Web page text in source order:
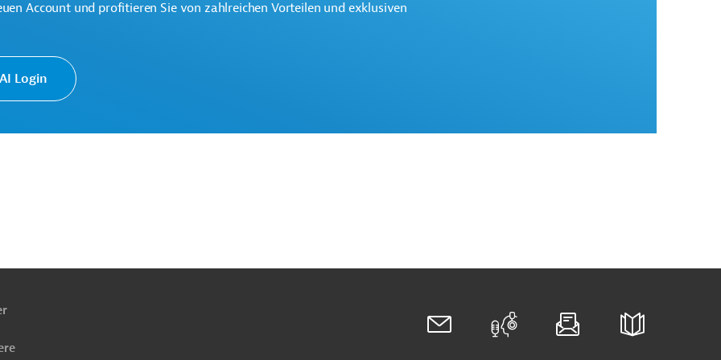
Account und profitieren Sie von zahlreichen Vorteilen und exklusiven
Login